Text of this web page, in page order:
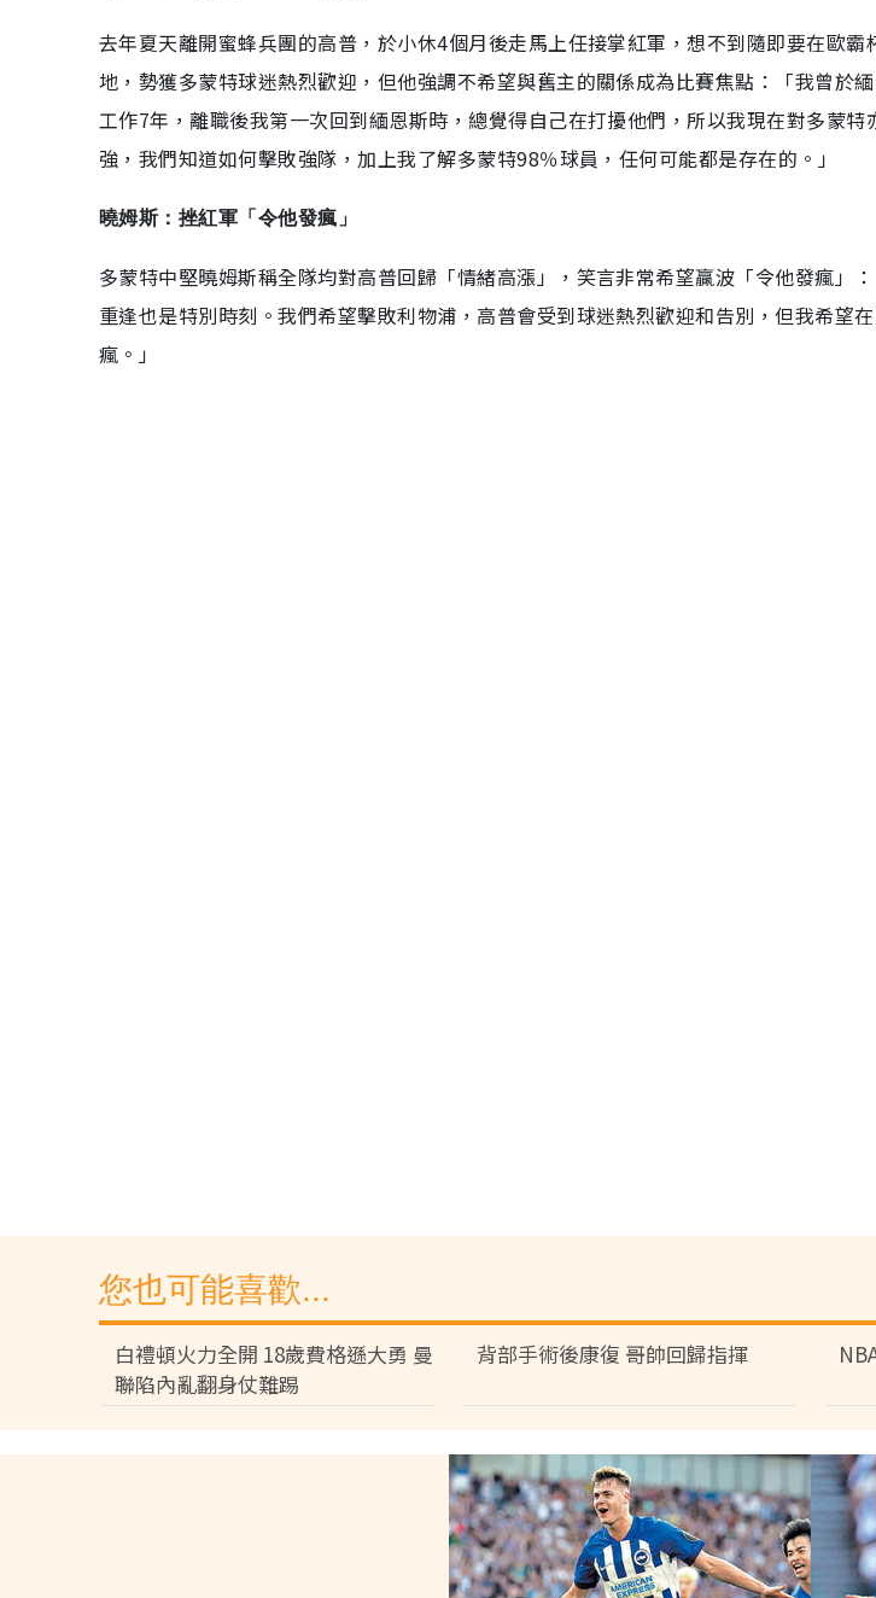
去年夏天離開蜜蜂兵團的高普，於小休4個月後走馬上任接掌紅軍，想不到隨即要在歐
地，勢獲多蒙特球迷熱烈歡迎，但他強調不希望與舊主的關係成為比賽焦點：「我曾於
工作7年，離職後我第一次回到緬恩斯時，總覺得自己在打擾他們，所以我現在對多蒙
強，我們知道如何擊敗強隊，加上我了解多蒙特98％球員，任何可能都是存在的。」
曉姆斯：挫紅軍「令他發瘋」
多蒙特中堅曉姆斯稱全隊均對高普回歸「情緒高漲」，笑言非常希望贏波「令他發瘋」
重逢也是特別時刻。我們希望擊敗利物浦，高普會受到球迷熱烈歡迎和告別，但我希望
瘋。」
您也可能喜歡...
白禮頓火力全開 18歲費格遜大勇 曼
聯陷內亂翻身仗難踢
背部手術後康復 哥帥回歸指揮